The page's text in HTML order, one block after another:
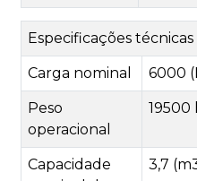
Especificações técnicas
Carga nominal 6000
Peso
operacional
19500
Capacidade
3,7